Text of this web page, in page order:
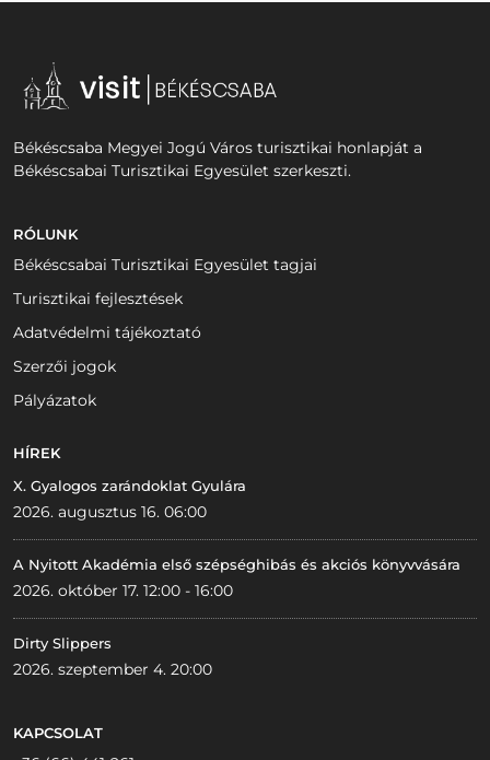
Békéscsaba Megyei Jogú Város turisztikai honlapját a
Békéscsabai Turisztikai Egyesület szerkeszti.
RÓLUNK
Békéscsabai Turisztikai Egyesület tagjai
Turisztikai fejlesztések
Adatvédelmi tájékoztató
Szerzői jogok
Pályázatok
HÍREK
X. Gyalogos zarándoklat Gyulára
2026. augusztus 16. 06:00
A Nyitott Akadémia első szépséghibás és akciós könyvvására
2026. október 17. 12:00 - 16:00
Dirty Slippers
2026. szeptember 4. 20:00
KAPCSOLAT